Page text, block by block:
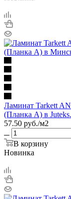
Ламинат Tarkett
(Планка А) в
57.50 руб./м2
В корзину
Новинка